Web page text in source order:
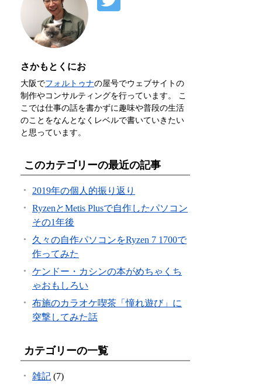
さかもとくにお
大阪でフォルトゥナの屋号でウェブサイトの
制作やコンサルティングを行っています。 こ
こでは仕事の話を書かずに趣味や普段の生活
のことをなんとなくレベルで書いていきたい
と思っています。
このカテゴリーの最近の記事
2019年の個人的振り返り
RyzenとMetis Plusで自作したパソコン
その1年後
久々の自作パソコンをRyzen 7 1700で
作ってみた
ケンドー・カシンの本がめちゃくち
ゃおもしろい
布施のカラオケ喫茶「憧れ遊び」に
突撃してみた話
カテゴリーの一覧
雑記 (7)